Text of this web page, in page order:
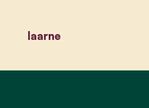
laarne